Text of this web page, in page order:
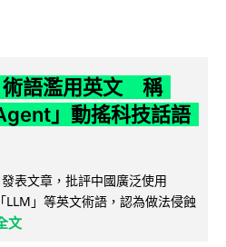
術語濫用英文 稱
」動搖科技話語
表文章，批評中國廣泛使用
LLM」等英文術語，認為做法侵蝕
文